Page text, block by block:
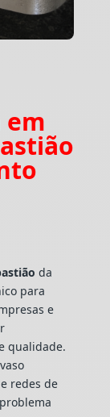
da
para
e
qualidade.
redes de